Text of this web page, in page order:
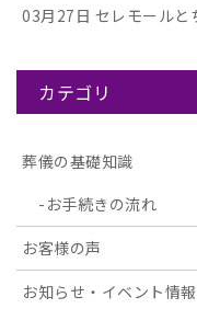
03月27日 セレモールと
カテゴリ
葬儀の基礎知識
お手続きの流れ
お客様の声
お知らせ・イベント情報